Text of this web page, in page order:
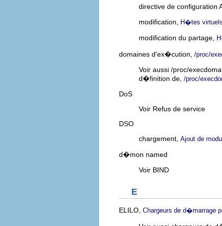
directive de configuration
modification, H�tes
modification du partage,
domaines d'ex�cution, /proc/
Voir aussi /proc/
d�finition de, /proc/
DoS
Voir Refus de service
DSO
chargement, Ajout de
d�mon named
Voir BIND
E
ELILO, Chargeurs de d�marrage